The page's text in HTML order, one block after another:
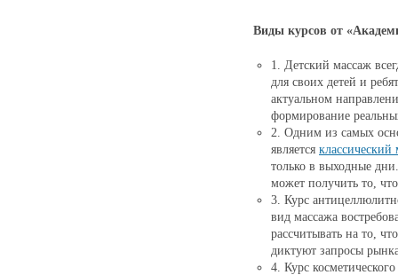
Виды курсов от
1. Детский массаж
для своих детей и
актуальном
формирование
2. Одним из самых
является
только в выходные
может получить то,
3. Курс
вид массажа
рассчитывать на то,
диктуют запросы
4. Курс